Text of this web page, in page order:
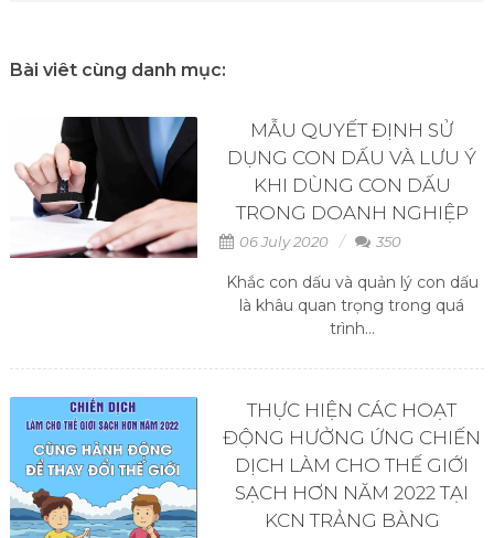
Bài viêt cùng danh mục:
MẪU QUYẾT ĐỊNH SỬ
DỤNG CON DẤU VÀ LƯU Ý
KHI DÙNG CON DẤU
TRONG DOANH NGHIỆP
06 July 2020 350
Khắc con dấu và quản lý con dấu
là khâu quan trọng trong quá
trình...
THỰC HIỆN CÁC HOẠT
ĐỘNG HƯỞNG ỨNG CHIẾN
DỊCH LÀM CHO THẾ GIỚI
SẠCH HƠN NĂM 2022 TẠI
KCN TRẢNG BÀNG